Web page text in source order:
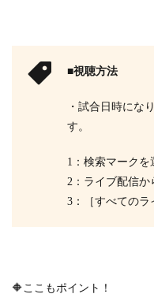
■視聴方法
・試合日時にな
す。
1：検索マークを
2：ライブ配信か
3：［すべてのラ
🔶ここもポイント！